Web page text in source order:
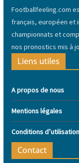
Footballfeeling.com
français, européen et
championnats et
nos pronostics mis à
Liens utiles
A propos de nous
Mentions légales
Conditions d’utilisation
Contact